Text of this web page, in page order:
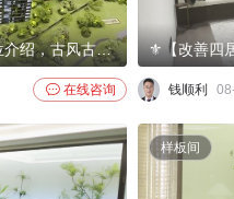
京能西贤府区位介绍，古风古色，宋代园林
 在线咨询 钱顺利
样板间